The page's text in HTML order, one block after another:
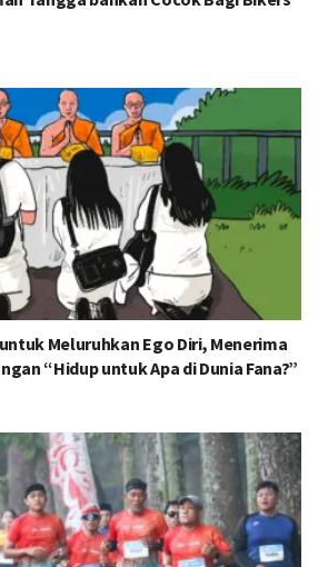
Meluruhkan Ego Diri, Menerima
“Hidup untuk Apa di Dunia Fana?”